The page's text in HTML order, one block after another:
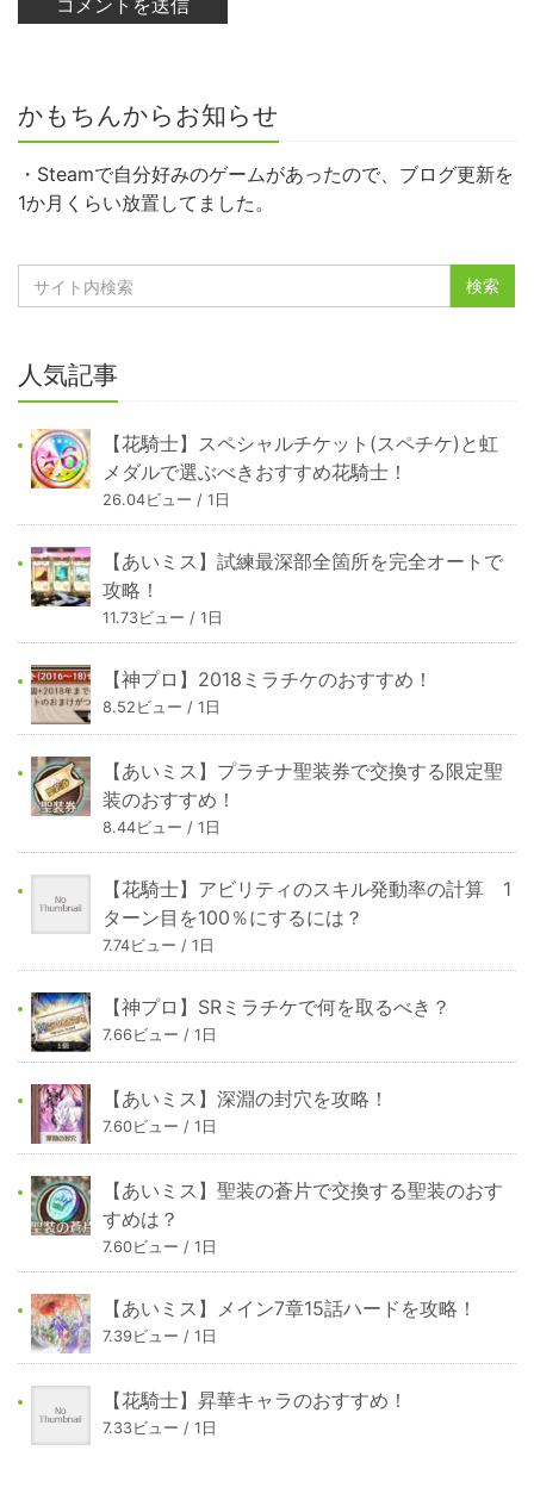
かもちんからお知らせ
・Steamで自分好みのゲームがあったので、ブログ更新を
1か月くらい放置してました。
人気記事
【花騎士】スペシャルチケット(スペチケ)と虹
メダルで選ぶべきおすすめ花騎士！
26.04ビュー / 1日
【あいミス】試練最深部全箇所を完全オートで
攻略！
11.73ビュー / 1日
【神プロ】2018ミラチケのおすすめ！
8.52ビュー / 1日
【あいミス】プラチナ聖装券で交換する限定聖
装のおすすめ！
8.44ビュー / 1日
【花騎士】アビリティのスキル発動率の計算 1
ターン目を100％にするには？
7.74ビュー / 1日
【神プロ】SRミラチケで何を取るべき？
7.66ビュー / 1日
【あいミス】深淵の封穴を攻略！
7.60ビュー / 1日
【あいミス】聖装の蒼片で交換する聖装のおす
すめは？
7.60ビュー / 1日
【あいミス】メイン7章15話ハードを攻略！
7.39ビュー / 1日
【花騎士】昇華キャラのおすすめ！
7.33ビュー / 1日